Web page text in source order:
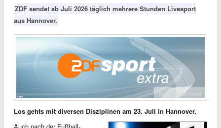
ZDF sendet ab Juli 2026 täglich mehrere Stunden Livesport
aus Hannover.
Bild: Quotenmeter
Los gehts mit diversen Disziplinen am 23. Juli in Hannover.
Auch nach der Fußball-